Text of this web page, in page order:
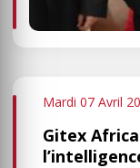
Mardi 07 Avril
Gitex Africa